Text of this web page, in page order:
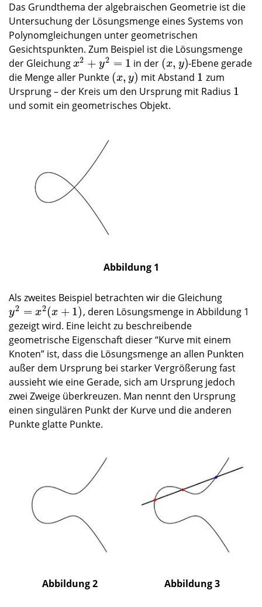
Das Grundthema der algebraischen Geometrie ist die
Untersuchung der Lösungsmenge eines Systems von
Polynomgleichungen unter geometrischen
Gesichtspunkten. Zum Beispiel ist die Lösungsmenge
der Gleichung x2 + y2 = 1
x2+y2 =1 in der (x, y)
(x,y )
-Ebene gerade
die Menge aller Punkte (x, y)
(x,y) mit Abstand 1
1 zum
Ursprung – der Kreis um den Ursprung mit Radius 1
1
und somit ein geometrisches Objekt.
Abbildung 1
Als zweites Beispiel betrachten wir die Gleichung
y2 = x2(x + 1)
y2= x2 (x+1)
, deren Lösungsmenge in Abbildung 1
gezeigt wird. Eine leicht zu beschreibende
geometrische Eigenschaft dieser “Kurve mit einem
Knoten” ist, dass die Lösungsmenge an allen Punkten
außer dem Ursprung bei starker Vergrößerung fast
aussieht wie eine Gerade, sich am Ursprung jedoch
zwei Zweige überkreuzen. Man nennt den Ursprung
einen singulären Punkt der Kurve und die anderen
Punkte glatte Punkte.
Abbildung 2 Abbildung 3